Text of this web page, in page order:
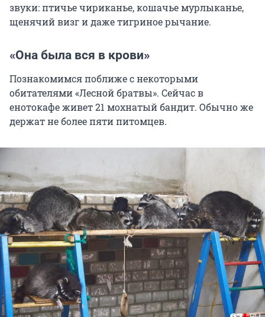
звуки: птичье чириканье, кошачье мурлыканье,
щенячий визг и даже тигриное рычание.
«Она была вся в крови»
Познакомимся поближе с некоторыми
обитателями «Лесной братвы». Сейчас в
енотокафе живет 21 мохнатый бандит. Обычно же
держат не более пяти питомцев.